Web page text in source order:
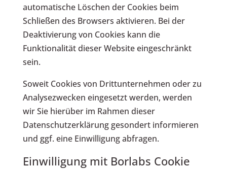
automatische Löschen der Cookies beim
Schließen des Browsers aktivieren. Bei der
Deaktivierung von Cookies kann die
Funktionalität dieser Website eingeschränkt
sein.
Soweit Cookies von Drittunternehmen oder zu
Analysezwecken eingesetzt werden, werden
wir Sie hierüber im Rahmen dieser
Datenschutzerklärung gesondert informieren
und ggf. eine Einwilligung abfragen.
Einwilligung mit Borlabs Cookie